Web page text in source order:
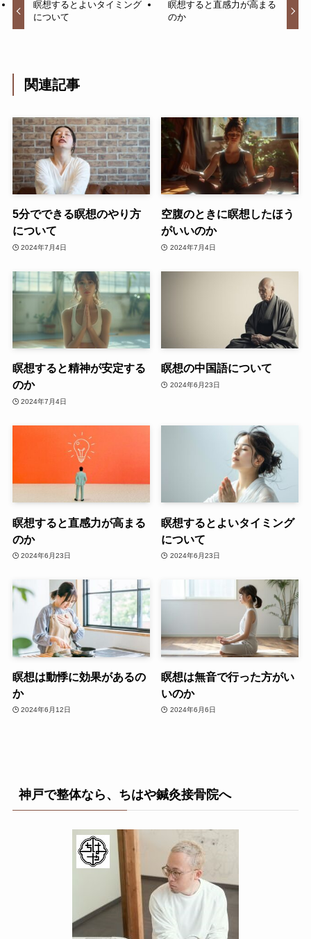
瞑想するとよいタイミング
について
瞑想すると直感力が高まる
のか
関連記事
5分でできる瞑想のやり方
について
2024年7月4日
空腹のときに瞑想したほう
がいいのか
2024年7月4日
瞑想すると精神が安定する
のか
2024年7月4日
瞑想の中国語について
2024年6月23日
瞑想すると直感力が高まる
のか
2024年6月23日
瞑想するとよいタイミング
について
2024年6月23日
瞑想は動悸に効果があるの
か
2024年6月12日
瞑想は無音で行った方がい
いのか
2024年6月6日
神戸で整体なら、ちはや鍼灸接骨院へ